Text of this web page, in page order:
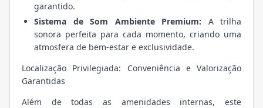
garantido.
Sistema de Som Ambiente Premium: A trilha
sonora perfeita para cada momento, criando uma
atmosfera de bem-estar e exclusividade.
Localização Privilegiada: Conveniência e Valorização
Garantidas
Além de todas as amenidades internas, este